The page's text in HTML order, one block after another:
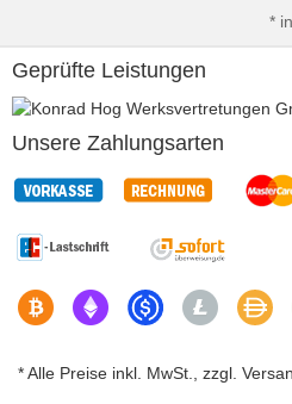
*
Geprüfte Leistungen
Unsere Zahlungsarten
* Alle Preise inkl. MwSt., zzgl.